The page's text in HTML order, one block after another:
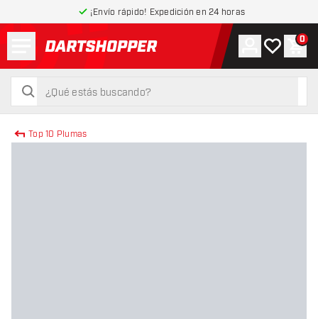
¡Envío rápido! Expedición en 24 horas
volver a la página de inicio
buscar
buscar
Cuenta
Mi lista de
0
Top 10 Plumas